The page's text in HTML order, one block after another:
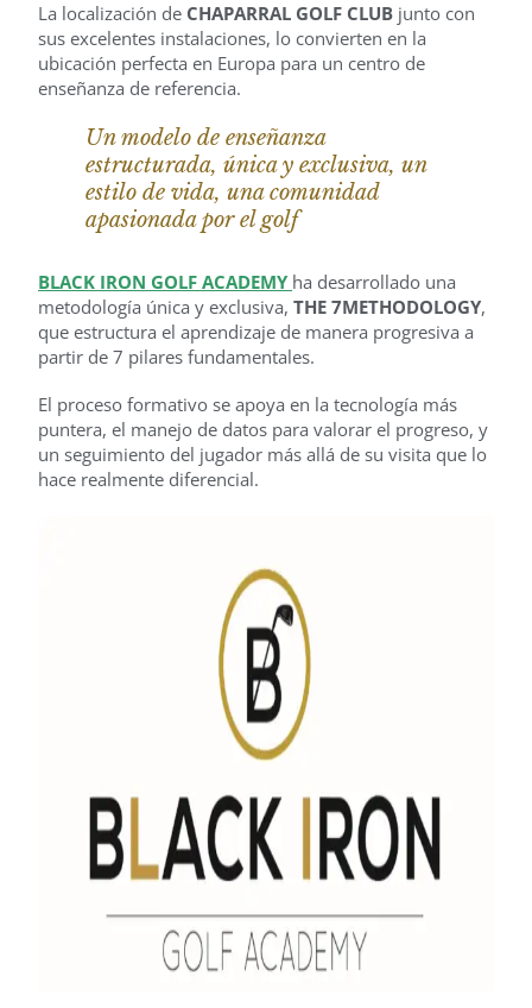
La localización de CHAPARRAL GOLF CLUB junto con
sus excelentes instalaciones, lo convierten en la
ubicación perfecta en Europa para un centro de
enseñanza de referencia.
Un modelo de enseñanza
estructurada, única y exclusiva, un
estilo de vida, una comunidad
apasionada por el golf
BLACK IRON GOLF ACADEMY ha desarrollado una
metodología única y exclusiva, THE 7METHODOLOGY,
que estructura el aprendizaje de manera progresiva a
partir de 7 pilares fundamentales.
El proceso formativo se apoya en la tecnología más
puntera, el manejo de datos para valorar el progreso, y
un seguimiento del jugador más allá de su visita que lo
hace realmente diferencial.